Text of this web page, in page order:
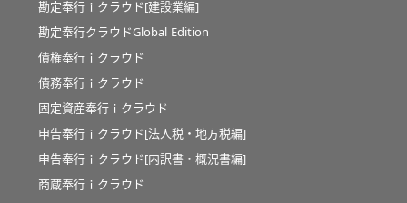
勘定奉行ｉクラウド[建設業編]
勘定奉行クラウドGlobal Edition
債権奉行ｉクラウド
債務奉行ｉクラウド
固定資産奉行ｉクラウド
申告奉行ｉクラウド[法人税・地方税編]
申告奉行ｉクラウド[内訳書・概況書編]
商蔵奉行ｉクラウド